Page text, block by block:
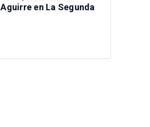
en La Segunda